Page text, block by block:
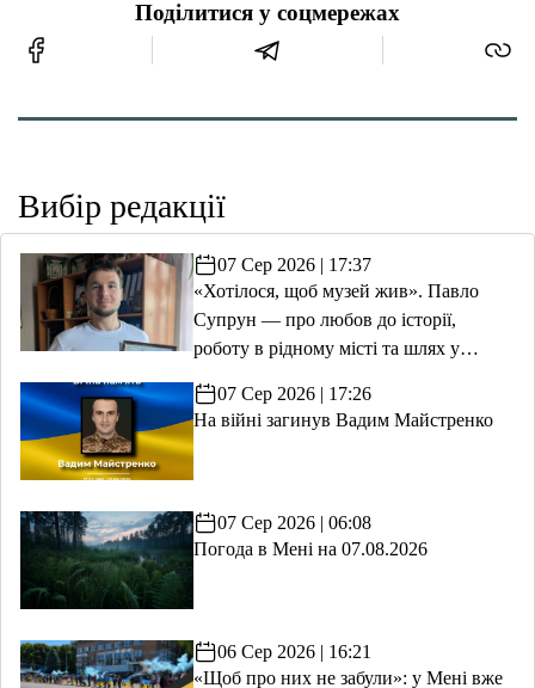
Поділитися у соцмережах
Вибір редакції
07 Сер 2026 | 17:37
«Хотілося, щоб музей жив». Павло
Супрун — про любов до історії,
роботу в рідному місті та шлях у
07 Сер 2026 | 17:26
На війні загинув Вадим Майстренко
07 Сер 2026 | 06:08
Погода в Мені на 07.08.2026
06 Сер 2026 | 16:21
«Щоб про них не забули»: у Мені вже